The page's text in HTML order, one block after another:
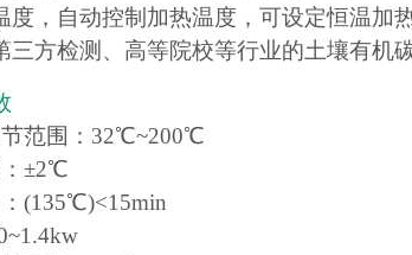
度，自动控制加热温度，可设定恒温加
三方检测、高等院校等行业的土壤有机碳
范围：32℃~200℃
：±2℃
(135℃)<15min